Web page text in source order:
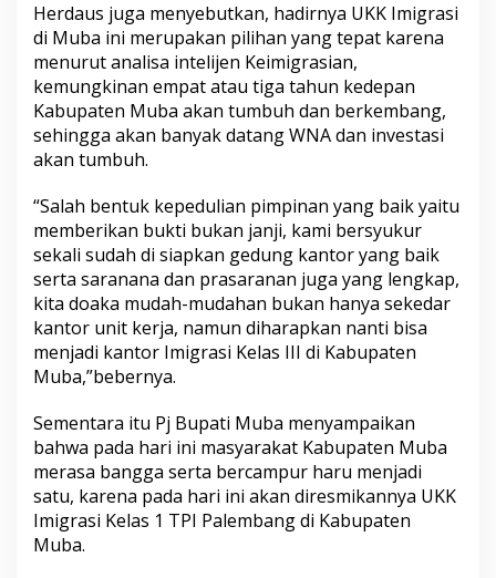
Herdaus juga menyebutkan, hadirnya UKK Imigrasi
di Muba ini merupakan pilihan yang tepat karena
menurut analisa intelijen Keimigrasian,
kemungkinan empat atau tiga tahun kedepan
Kabupaten Muba akan tumbuh dan berkembang,
sehingga akan banyak datang WNA dan investasi
akan tumbuh.
“Salah bentuk kepedulian pimpinan yang baik yaitu
memberikan bukti bukan janji, kami bersyukur
sekali sudah di siapkan gedung kantor yang baik
serta saranana dan prasaranan juga yang lengkap,
kita doaka mudah-mudahan bukan hanya sekedar
kantor unit kerja, namun diharapkan nanti bisa
menjadi kantor Imigrasi Kelas III di Kabupaten
Muba,”bebernya.
Sementara itu Pj Bupati Muba menyampaikan
bahwa pada hari ini masyarakat Kabupaten Muba
merasa bangga serta bercampur haru menjadi
satu, karena pada hari ini akan diresmikannya UKK
Imigrasi Kelas 1 TPI Palembang di Kabupaten
Muba.